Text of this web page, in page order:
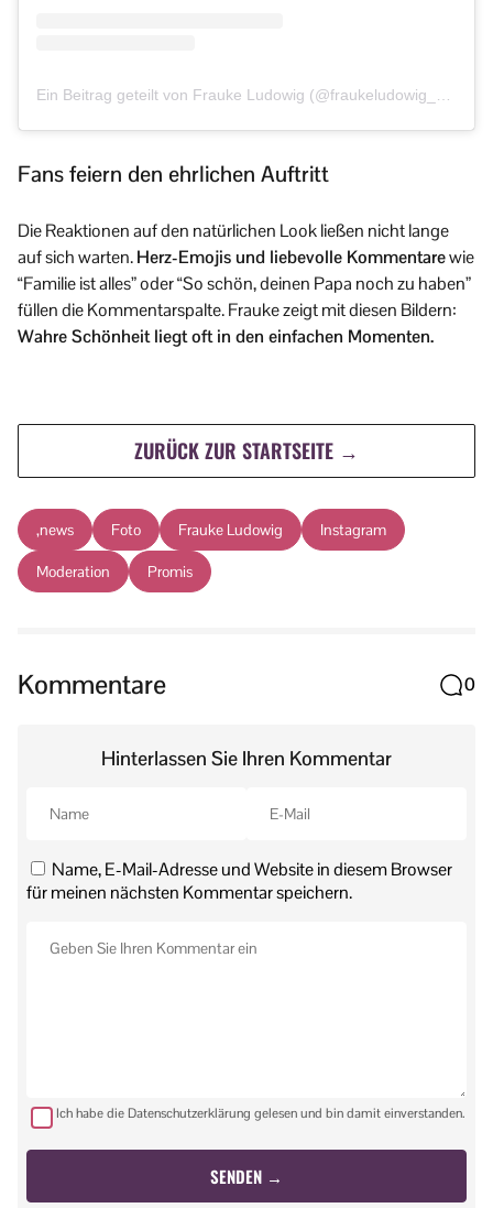
Fans feiern den ehrlichen Auftritt
Die Reaktionen auf den natürlichen Look ließen nicht lange
auf sich warten.Herz-Emojis und liebevolle Kommentarewie
“Familie ist alles” oder “So schön, deinen Papa noch zu haben”
füllen die Kommentarspalte. Frauke zeigt mit diesen Bildern:
Wahre Schönheit liegt oft in den einfachen Momenten.
ZURÜCK ZUR STARTSEITE →
,news Foto Frauke Ludowig Instagram
Moderation Promis
Kommentare 0
Hinterlassen Sie Ihren Kommentar
Name, E-Mail-Adresse und Website in diesem Browser
für meinen nächsten Kommentar speichern.
Ich habe die Datenschutzerklärung gelesen und bin damit einverstanden.